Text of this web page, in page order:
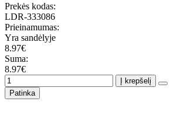
Prekės kodas:
LDR-333086
Prieinamumas:
Yra sandėlyje
8.97€
Suma:
8.97€
Į krepšelį
Patinka